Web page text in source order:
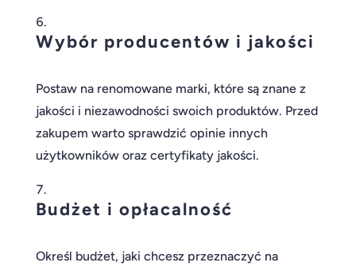
Wybór producentów i jakości
Postaw na renomowane marki, które są znane z
jakości i niezawodności swoich produktów. Przed
zakupem warto sprawdzić opinie innych
użytkowników oraz certyfikaty jakości.
Budżet i opłacalność
Określ budżet, jaki chcesz przeznaczyć na